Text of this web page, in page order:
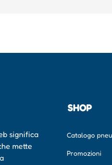
significa
mette
SHOP
Catalogo
Promozioni